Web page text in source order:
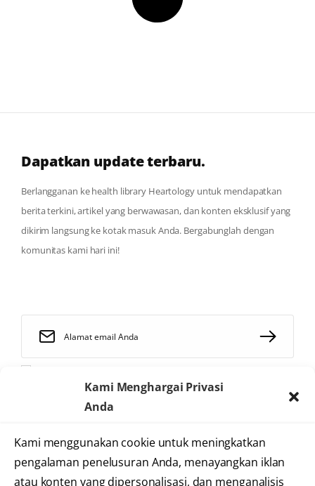
Kami Menghargai Privasi
Anda
Kami menggunakan cookie untuk meningkatkan
pengalaman penelusuran Anda, menayangkan iklan
atau konten yang dipersonalisasi, dan menganalisis
Dapatkan update terbaru.
Berlangganan ke health library Heartology untuk mendapatkan
berita terkini, artikel yang berwawasan, dan konten eksklusif yang
dikirim langsung ke kotak masuk Anda. Bergabunglah dengan
komunitas kami hari ini!
2025 © Heartology
Cardiovascular Hospital